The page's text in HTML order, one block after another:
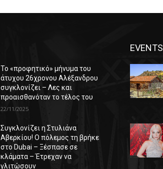
Το «προφητικό» μήνυμα του
άτυχου 26χρονου Αλέξανδρου
συγκλονίζει – Λες και
προαισθανόταν το τέλος του
22/11/2025
Συγκλονίζει η Στυλιάνα
Αβερκίου! Ο πόλεμος τη βρήκε
στο Dubai – Ξέσπασε σε
κλάματα – Έτρεχαν να
γλιτώσουν
EVENTS